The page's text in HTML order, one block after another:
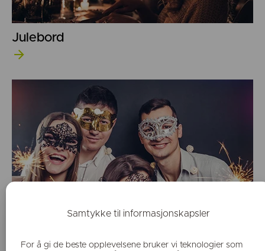
Julebord
Samtykke til informasjonskapsler
For å gi de beste opplevelsene bruker vi teknologier som